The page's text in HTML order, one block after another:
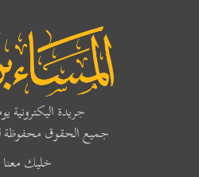
جريدة اليكترونية
جميع الحقوق محفوظة
خليك